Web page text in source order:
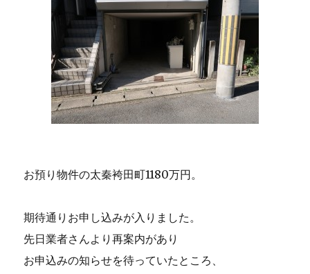
お預り物件の太秦袴田町1180万円。
期待通りお申し込みが入りました。
先日業者さんより再案内があり
お申込みの知らせを待っていたところ、